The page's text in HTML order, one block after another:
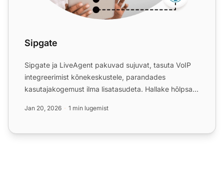
Sipgate
Sipgate ja LiveAgent pakuvad sujuvat, tasuta VoIP
integreerimist kõnekeskustele, parandades
kasutajakogemust ilma lisatasudeta. Hallake hõlpsalt
Jan 20, 2026 1 min lugemist